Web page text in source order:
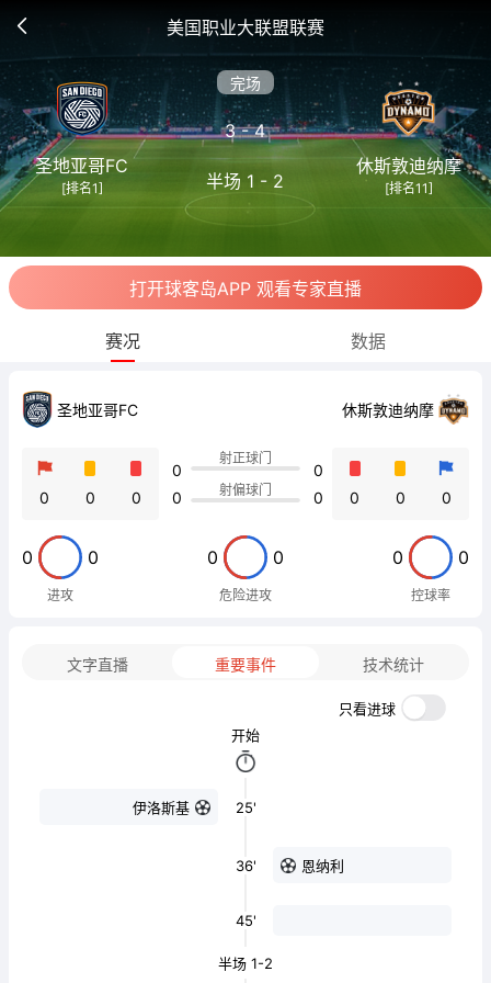
美国职业大联盟联赛
圣地亚哥FC
[排名1]
完场
3 - 4
半场 1 - 2
休斯敦迪纳摩
[排名11]
打开球客岛APP 观看专家直播
赛况 数据
圣地亚哥FC 休斯敦迪纳摩
0 0 0
0
0
射正球门
射偏球门
0
0
0 0 0
0 0
进攻
0 0
危险进攻
0 0
控球率
文字直播 重要事件 技术统计
只看进球
开始
伊洛斯基 25'
36' 恩纳利
45'
半场 1-2